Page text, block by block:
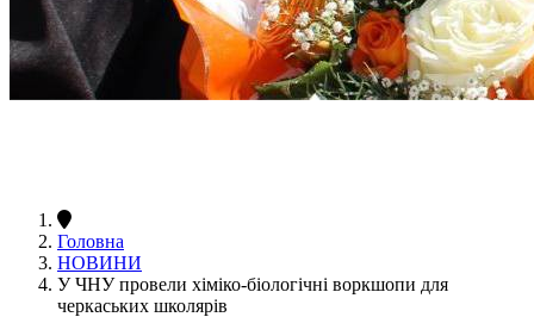
Головна
НОВИНИ
У ЧНУ провели хіміко-біологічні воркшопи для
черкаських школярів